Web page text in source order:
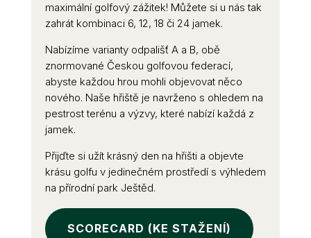
maximální golfový zážitek! Můžete si u nás tak
zahrát kombinaci 6, 12, 18 či 24 jamek.
Nabízíme varianty odpališť A a B, obě
znormované Českou golfovou federací,
abyste každou hrou mohli objevovat něco
nového. Naše hřiště je navrženo s ohledem na
pestrost terénu a výzvy, které nabízí každá z
jamek.
Přijďte si užít krásný den na hřišti a objevte
krásu golfu v jedinečném prostředí s výhledem
na přírodní park Ještěd.
SCORECARD (KE STAŽENÍ)